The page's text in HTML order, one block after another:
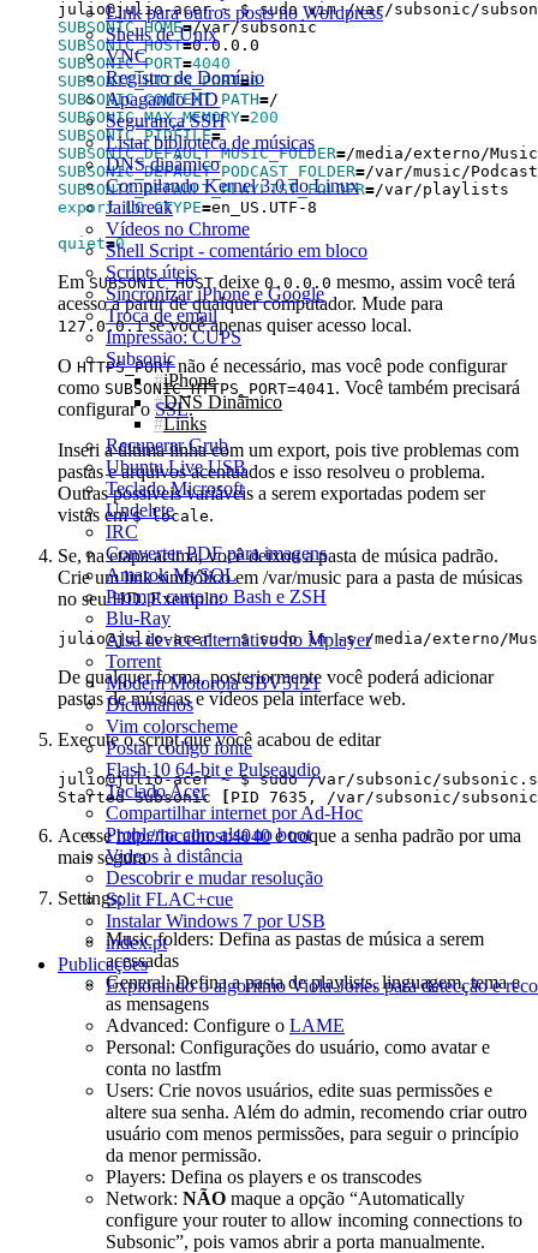
Link para outros posts no Wordpress
Shells de Unix
VNC
Registro de Domínio
Apagando HD
Segurança SSH
Listar biblioteca de músicas
DNS dinâmico
Compilando Kernel 3.0 do Linux
Jailbreak
Vídeos no Chrome
Shell Script - comentário em bloco
Scripts úteis
Sincronizar iPhone e Google
Troca de email
Impressão: CUPS
Subsonic
iPhone
DNS Dinâmico
Links
Recuperar Grub
Ubuntu Live USB
Teclado Microsoft
Undelete
IRC
Converter PDF para imagens
Amarok MySQL
Prompt curto no Bash e ZSH
Blu-Ray
Alsa device alternativo no Mplayer
Torrent
Modem Motorola SBV5121
Dicionários
Vim colorscheme
Postar código fonte
Flash 10 64-bit e Pulseaudio
Teclado Acer
Compartilhar internet por Ad-Hoc
Problema com alsa no boot
Videos à distância
Descobrir e mudar resolução
Split FLAC+cue
Instalar Windows 7 por USB
index.pt
Publicações
Explorando o algoritmo Viola-Jones para detecção e
SUBSONIC_HOME=
SUBSONIC_HOST=
SUBSONIC_PORT=4040
SUBSONIC_HTTPS_PORT=0
SUBSONIC_CONTEXT_PATH=
SUBSONIC_MAX_MEMORY=200
SUBSONIC_PIDFILE=
SUBSONIC_DEFAULT_MUSIC_FOLDER=
SUBSONIC_DEFAULT_PODCAST_FOLDER=
SUBSONIC_DEFAULT_PLAYLIST_FOLDER=
export LC_CTYPE=
quiet=0
EmSUBSONIC_HOST deixe 0.0.0.0 mesmo, assim você terá
acesso a partir de qualquer computador. Mude para
127.0.0.1se você apenas quiser acesso local.
O HTTPS_PORTnão é necessário, mas você pode configurar
como SUBSONIC_HTTPS_PORT=4041 . Você também precisará
configurar oSSL.
Inseri a última linha com um export, pois tive problemas com
pastas e arquivos acentuados e isso resolveu o problema.
Outras possíveis variáveis a serem exportadas podem ser
vistas em$ locale.
Se, na etapa acima, você deixou a pasta de música padrão.
Crie um link simbólico em /var/music para a pasta de músicas
no seu HD. Exemplo:
De qualquer forma, posteriormente você poderá adicionar
pastas de músicas e vídeos pela interface web.
Execute o script que você acabou de editar
Started Subsonic PID 7635, /var/subsonic/
Acessehttp://localhost:4040e troque a senha padrão por uma
mais segura
Settings:
Music folders: Defina as pastas de música a serem
acessadas
General: Defina a pasta de playlists, linguagem, tema e
as mensagens
Advanced: Configure o LAME
Personal: Configurações do usuário, como avatar e
conta no lastfm
Users: Crie novos usuários, edite suas permissões e
altere sua senha. Além do admin, recomendo criar outro
usuário com menos permissões, para seguir o princípio
da menor permissão.
Players: Defina os players e os transcodes
Network: NÃO maque a opção “Automatically
configure your router to allow incoming connections to
Subsonic”, pois vamos abrir a porta manualmente.